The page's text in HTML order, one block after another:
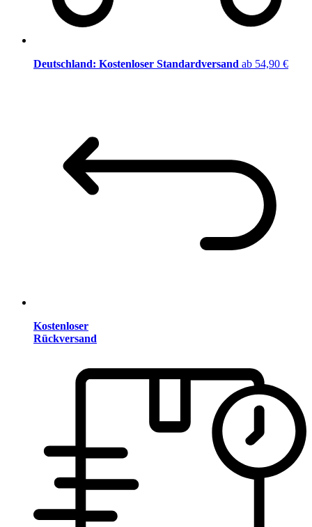
Deutschland: Kostenloser Standardversand ab 54,90 €
Kostenloser
Rückversand